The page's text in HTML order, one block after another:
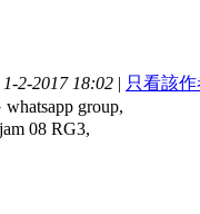
2-2017 18:02 | 只看該
group,
08 RG3,